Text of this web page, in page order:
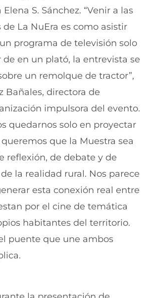
S. Sánchez. “Venir a las
de La NuEra es como asistir
programa de televisión solo
de en un plató, la entrevista se
un remolque de tractor”,
Bañales, directora de
impulsora del evento.
quedarnos solo en proyectar
que la Muestra sea
reflexión, de debate y de
la realidad rural. Nos parece
esta conexión real entre
por el cine de temática
habitantes del territorio.
puente que une ambos